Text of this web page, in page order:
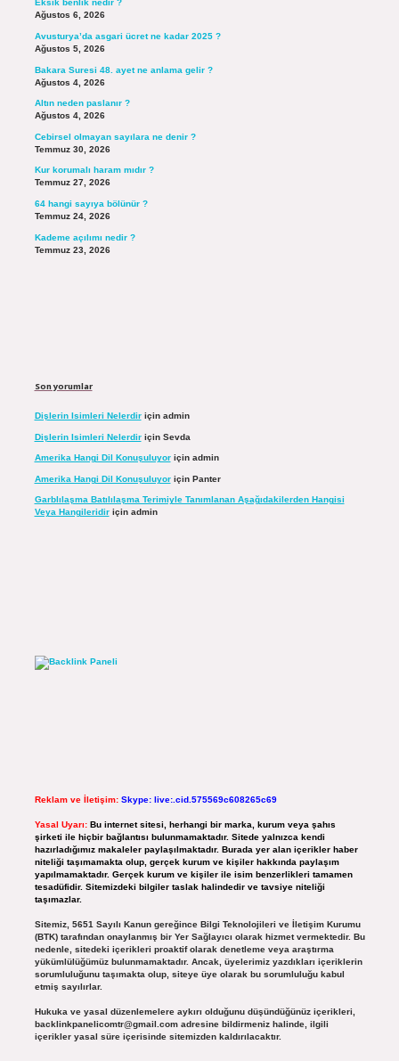
Eksik benlik nedir ?
Ağustos 6, 2026
Avusturya’da asgari ücret ne kadar 2025 ?
Ağustos 5, 2026
Bakara Suresi 48. ayet ne anlama gelir ?
Ağustos 4, 2026
Altın neden paslanır ?
Ağustos 4, 2026
Cebirsel olmayan sayılara ne denir ?
Temmuz 30, 2026
Kur korumalı haram mıdır ?
Temmuz 27, 2026
64 hangi sayıya bölünür ?
Temmuz 24, 2026
Kademe açılımı nedir ?
Temmuz 23, 2026
Son yorumlar
Dişlerin Isimleri Nelerdiriçin admin
Dişlerin Isimleri Nelerdiriçin Sevda
Amerika Hangi Dil Konuşuluyoriçin admin
Amerika Hangi Dil Konuşuluyoriçin Panter
Garblılaşma Batılılaşma Terimiyle Tanımlanan Aşağıdakilerden Hangisi
Veya Hangileridiriçin admin
Reklam ve İletişim: Skype: live:.cid.575569c608265c69
Yasal Uyarı: Bu internet sitesi, herhangi bir marka, kurum veya şahıs
şirketi ile hiçbir bağlantısı bulunmamaktadır. Sitede yalnızca kendi
hazırladığımız makaleler paylaşılmaktadır. Burada yer alan içerikler haber
niteliği taşımamakta olup, gerçek kurum ve kişiler hakkında paylaşım
yapılmamaktadır. Gerçek kurum ve kişiler ile isim benzerlikleri tamamen
tesadüfidir. Sitemizdeki bilgiler taslak halindedir ve tavsiye niteliği
taşımazlar.
Sitemiz, 5651 Sayılı Kanun gereğince Bilgi Teknolojileri ve İletişim Kurumu
(BTK) tarafından onaylanmış bir Yer Sağlayıcı olarak hizmet vermektedir. Bu
nedenle, sitedeki içerikleri proaktif olarak denetleme veya araştırma
yükümlülüğümüz bulunmamaktadır. Ancak, üyelerimiz yazdıkları içeriklerin
sorumluluğunu taşımakta olup, siteye üye olarak bu sorumluluğu kabul
etmiş sayılırlar.
Hukuka ve yasal düzenlemelere aykırı olduğunu düşündüğünüz içerikleri,
backlinkpanelicomtr@gmail.comadresine bildirmeniz halinde, ilgili
içerikler yasal süre içerisinde sitemizden kaldırılacaktır.